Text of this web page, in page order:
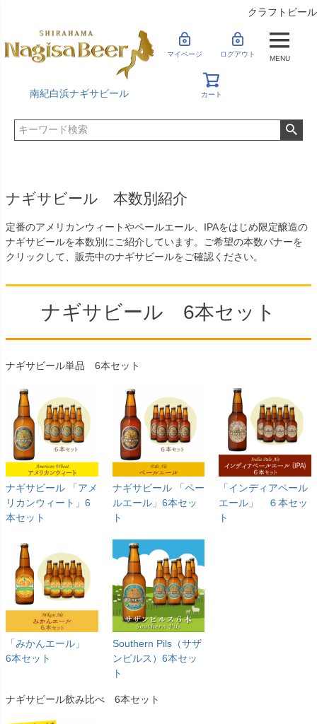
クラフトビール
南紀白浜ナギサビール
マイページ ログアウト
カート
MENU
ナギサビール 本数別紹介
定番のアメリカンウィートやペールエール、IPAをはじめ限定醸造の
ナギサビールを本数別にご紹介しています。ご希望の本数バナーを
クリックして、販売中のナギサビールをご確認ください。
ナギサビール 6本セット
ナギサビール単品 6本セット
ナギサビール 「アメ
リカンウィート」6
本セット
ナギサビール 「ペー
ルエール」6本セッ
ト
「インディアペール
エール」 ６本セッ
ト
「みかんエール」
6本セット
Southern Pils（サザ
ンピルス）6本セッ
ト
ナギサビール飲み比べ 6本セット